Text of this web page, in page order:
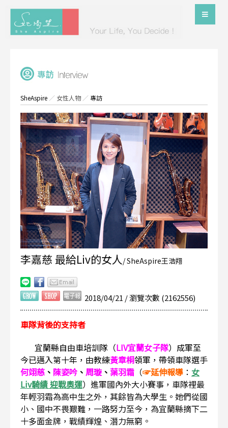
SheAspire ／ 女性人物／專訪
李嘉慈 最給Liv的女人/ SheAspire王浩翔
2018/04/21 / 瀏覽次數 (2162556)
車隊背後的支持者
宜蘭縣自由車培訓隊（LIV宜蘭女子隊）成軍至
今已邁入第十年，由教練黃章桐領軍，帶領車隊選手
何翊慈 、 陳姿吟 、 周璇 、 葉羽霜 （☞延伸報導 ： 女
Liv騎績 迎戰奧運） 進軍國內外大小賽事，車隊裡最
年輕羽霜為高中生之外，其餘皆為大學生。她們從國
小、國中不畏艱難，一路努力至今，為宜蘭縣摘下二
十多面金牌，戰績輝煌、潛力無窮。